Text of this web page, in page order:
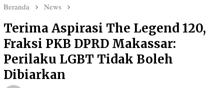
Beranda News
Terima Aspirasi The Legend 120,
Fraksi PKB DPRD Makassar:
Perilaku LGBT Tidak Boleh
Dibiarkan